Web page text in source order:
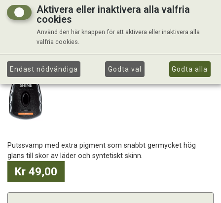
Putssvamp med extra pigment som snabbt germycket hög
glans till skor av läder och syntetiskt skinn.
Kr 49,00
Aktivera eller inaktivera alla valfria
cookies
Använd den här knappen för att aktivera eller inaktivera alla
valfria cookies.
Endast nödvändiga Godta val Godta alla